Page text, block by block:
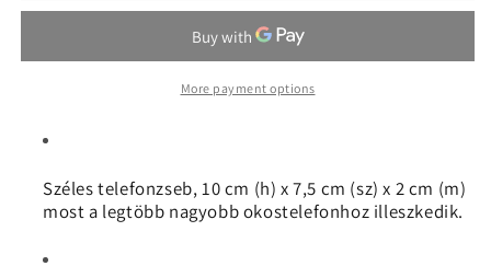
More payment options
Széles telefonzseb, 10 cm (h) x 7,5 cm (sz) x 2 cm (m)
most a legtöbb nagyobb okostelefonhoz illeszkedik.